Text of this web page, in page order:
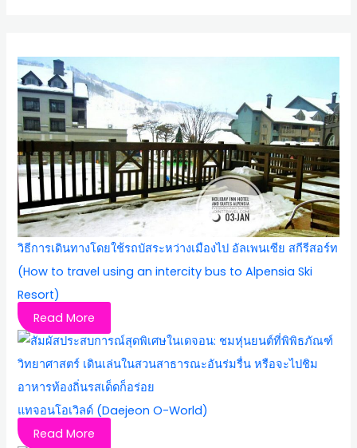
วิธีการเดินทางโดยใช้รถบัสระหว่างเมืองไป อัลเพนเซีย สกีรีสอร์ท
(How to travel using an intercity bus to Alpensia Ski
Resort)
Read More
แทจอนโอเวิลด์ (Daejeon O-World)
Read More